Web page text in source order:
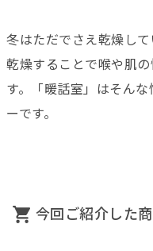
冬はただでさえ乾燥し
乾燥することで喉や肌
す。「暖話室」はそん
ーです。
今回ご紹介した